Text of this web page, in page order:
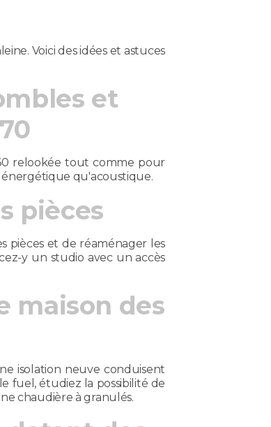
Voici des idées et astuces
et
relookée tout comme pour
énergétique qu'acoustique.
pièces
pièces et de réaménager les
y un studio avec un accès
maison des
isolation neuve conduisent
fuel, étudiez la possibilité de
chaudière à granulés.